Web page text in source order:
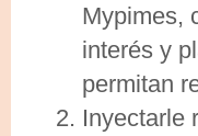
Mypimes,
interés y
permitan
Inyectarle